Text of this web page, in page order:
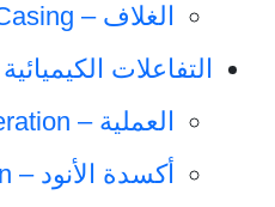
الغلاف – Casing
التفاعلات
العملية – Operation
أكسدة الأنود – Anode Oxidation